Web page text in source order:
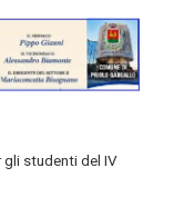
gli studenti del IV